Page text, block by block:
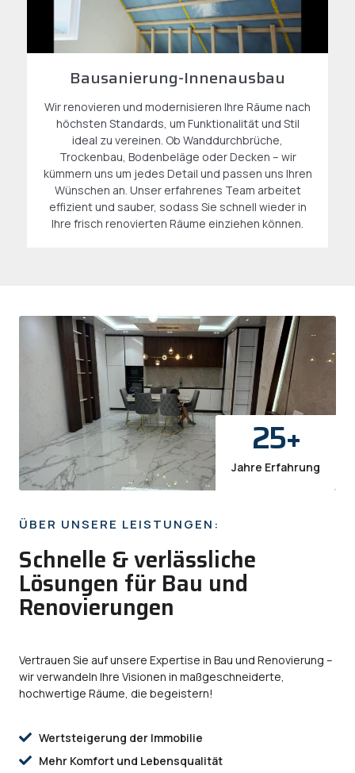
Bausanierung-Innenausbau
Wir renovieren und modernisieren Ihre Räume nach
höchsten Standards, um Funktionalität und Stil
ideal zu vereinen. Ob Wanddurchbrüche,
Trockenbau, Bodenbeläge oder Decken – wir
kümmern uns um jedes Detail und passen uns Ihren
Wünschen an. Unser erfahrenes Team arbeitet
effizient und sauber, sodass Sie schnell wieder in
Ihre frisch renovierten Räume einziehen können.
Jahre Erfahrung
25+
ÜBER UNSERE LEISTUNGEN:
Schnelle & verlässliche
Lösungen für Bau und
Renovierungen
Vertrauen Sie auf unsere Expertise in Bau und Renovierung –
wir verwandeln Ihre Visionen in maßgeschneiderte,
hochwertige Räume, die begeistern!
Wertsteigerung der Immobilie
Mehr Komfort und Lebensqualität